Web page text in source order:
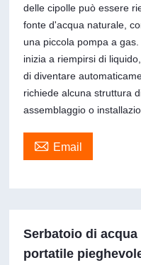
delle cipolle può essere
fonte d'acqua naturale,
una piccola pompa a
inizia a riempirsi di
di diventare
richiede alcuna struttura
assemblaggio o
 Email
Serbatoio di
portatile